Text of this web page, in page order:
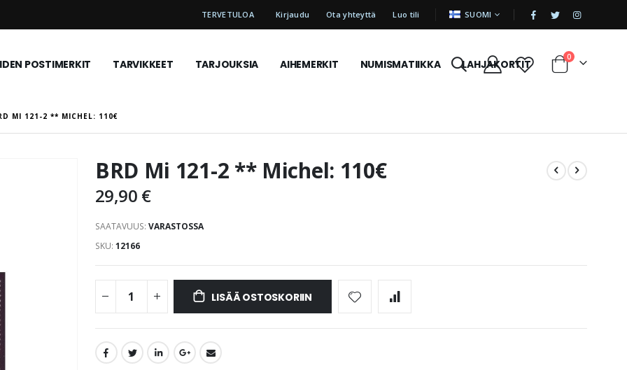
TERVETULOA Kirjaudu Ota yhteyttä Luo tili KIELI SUOMI |
POSTIMERKIT TARVIKKEET TARJOUKSIA AIHEMERKIT NUMISMATIIKKA LAHJAKORTIT Cart
0tuotetta
MI 121-2 ** MICHEL: 110€
BRD Mi 121-2 ** Michel: 110€
29,90 €
SAATAVUUS: VARASTOSSA
SKU 12166
LISÄÄ OSTOSKORIIN